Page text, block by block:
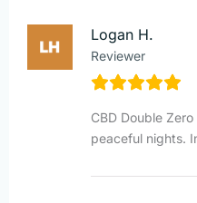
Logan H.
Reviewer
CBD Double
peaceful nights.